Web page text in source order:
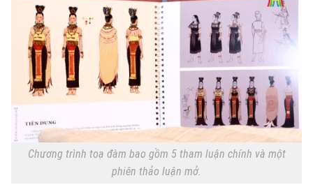
Chương trình toạ đàm bao gồm 5 tham luận chính và một
phiên thảo luận mở.